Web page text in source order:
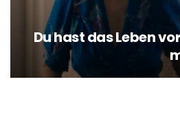
Du hast das Leben